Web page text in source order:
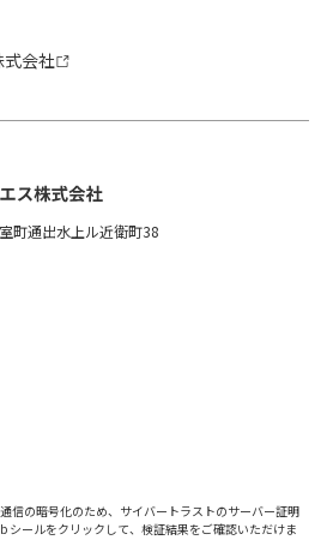
式会社
町通出水上ル近衛町38
信の暗号化のため、サイバートラストのサーバー証明
シールをクリックして、検証結果をご確認いただけま